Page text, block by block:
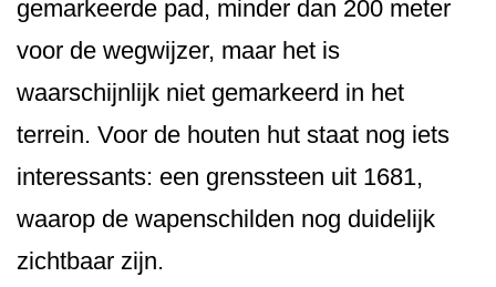
gemarkeerde pad, minder dan 200 meter
voor de wegwijzer, maar het is
waarschijnlijk niet gemarkeerd in het
terrein. Voor de houten hut staat nog iets
interessants: een grenssteen uit 1681,
waarop de wapenschilden nog duidelijk
zichtbaar zijn.